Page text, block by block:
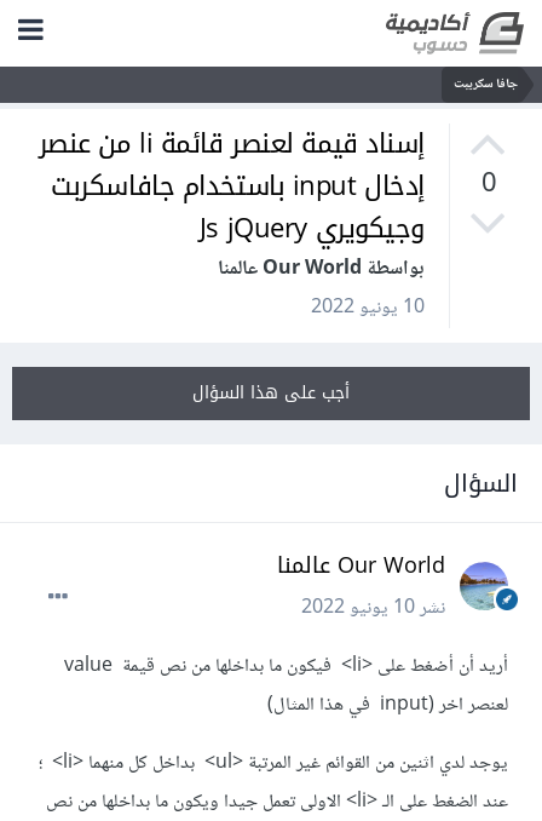
جافا سكريبت
0
إسناد قيمة لعنصر قائمة li من عنصر
إدخال input باستخدام جافاسكربت
وجيكويري Js jQuery
بواسطة Our World عالمنا
10 يونيو 2022
أجب على هذا السؤال
السؤال
Our World عالمنا
نشر10 يونيو 2022
أريد أن أضغط على <li> فيكون ما بداخلها من نص قيمة value
لعنصر اخر (input في هذا المثال)
يوجد لدي اثنين من القوائم غير المرتبة <ul> بداخل كل منهما <li> ؛
عند الضغط على الـ <li> الاولى تعمل جيدا ويكون ما بداخلها من نص